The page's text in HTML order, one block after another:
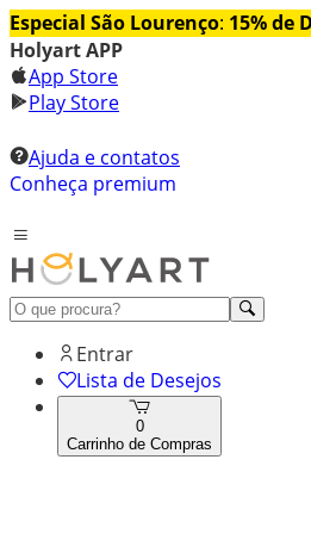
Especial São Lourenço: 15% de
Holyart APP
App Store
Play Store
Ajuda e contatos
Conheça premium
Entrar
Lista de Desejos
0
Carrinho de Compras